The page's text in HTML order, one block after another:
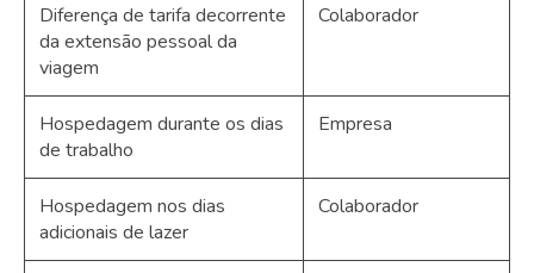
Diferença de tarifa decorrente
da extensão pessoal da
viagem
Colaborador
Hospedagem durante os dias
de trabalho
Empresa
Hospedagem nos dias
adicionais de lazer
Colaborador